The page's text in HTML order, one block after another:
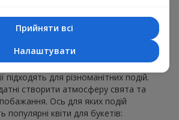
подій в м. Моршин
букети
обираючи популярні букети?
підходять для різноманітних подій.
створити атмосферу свята та
Ось для яких подій
квіти для букетів:
Прийняти всі
Налаштувати